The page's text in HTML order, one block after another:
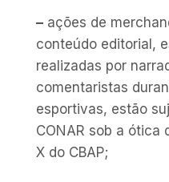
–ações de
conteúdo editorial,
realizadas por
comentaristas
esportivas, estão
CONAR sob a ótica
X do CBAP;